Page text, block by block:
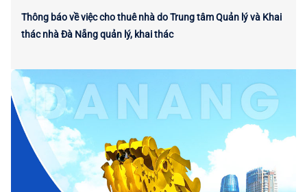
Thông báo về việc cho thuê nhà do Trung tâm Quản lý và Khai
thác nhà Đà Nẵng quản lý, khai thác